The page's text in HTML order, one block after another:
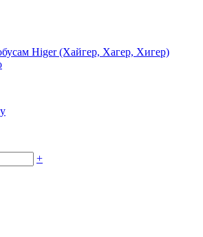
Higer (Хайгер, Хагер, Хигер)
+